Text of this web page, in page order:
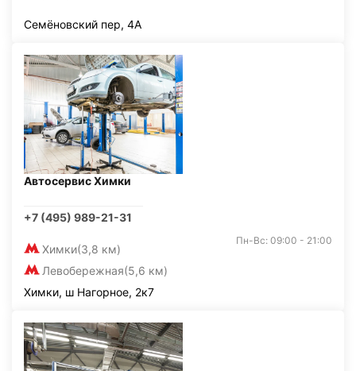
Семёновский пер, 4А
Автосервис Химки
+7 (495) 989-21-31
Химки(3,8 км)
Левобережная(5,6 км)
Пн-Вс: 09:00 - 21:00
Химки, ш Нагорное, 2к7